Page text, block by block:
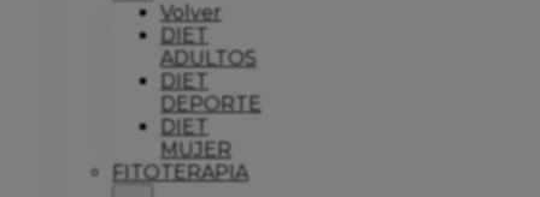
Volver
DIET
ADULTOS
DIET
DEPORTE
DIET
MUJER
FITOTERAPIA